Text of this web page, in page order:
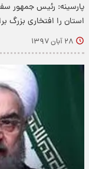
پارسینه: رئیس جمهور
استان را افتخاری بزرگ
۲۸ آبان ۱۳۹۷